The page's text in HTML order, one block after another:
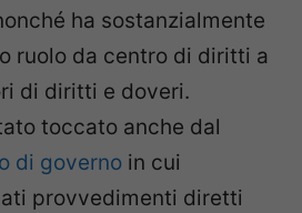
ha sostanzialmente
ruolo da centro di diritti a
di diritti e doveri.
toccato anche dal
di governo in cui
provvedimenti diretti